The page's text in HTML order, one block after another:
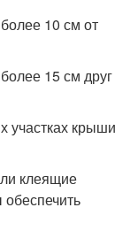
10 см от
15 см друг
участках крыши
клеящие